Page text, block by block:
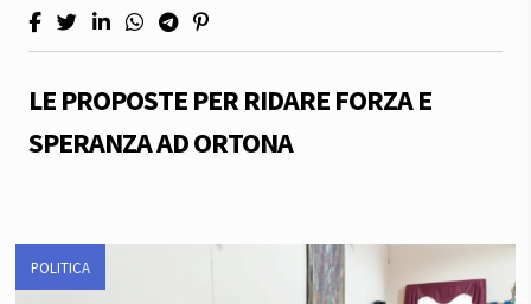
LE PROPOSTE PER RIDARE FORZA E
SPERANZA AD ORTONA
POLITICA